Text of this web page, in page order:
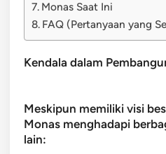
Monas Saat Ini
FAQ (Pertanyaan yang
Kendala dalam
Meskipun memiliki visi
Monas menghadapi
lain: